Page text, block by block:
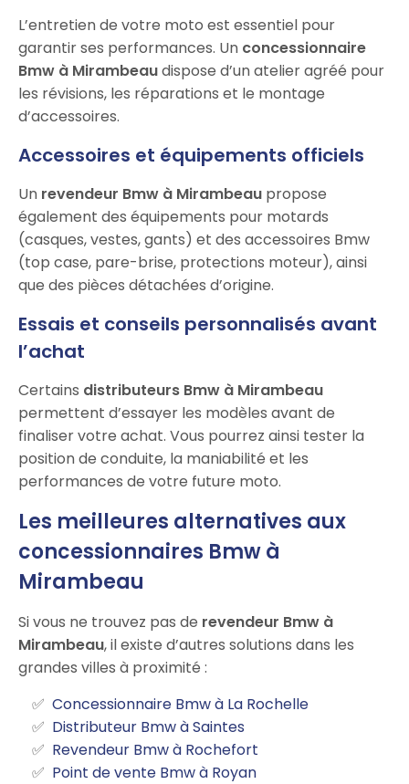
L’entretien de votre moto est essentiel pour
garantir ses performances. Un concessionnaire
Bmw à Mirambeaudispose d’un atelier agréé pour
les révisions, les réparations et le montage
d’accessoires.
Accessoires et équipements officiels
Un revendeur Bmw à Mirambeau propose
également des équipements pour motards
(casques, vestes, gants) et des accessoires Bmw
(top case, pare-brise, protections moteur), ainsi
que des pièces détachées d’origine.
Essais et conseils personnalisés avant
l’achat
Certains distributeurs Bmw à Mirambeau
permettent d’essayer les modèles avant de
finaliser votre achat. Vous pourrez ainsi tester la
position de conduite, la maniabilité et les
performances de votre future moto.
Les meilleures alternatives aux
concessionnaires Bmw à
Mirambeau
Si vous ne trouvez pas de revendeur Bmw à
Mirambeau, il existe d’autres solutions dans les
grandes villes à proximité :
Concessionnaire Bmw à La Rochelle
Distributeur Bmw à Saintes
Revendeur Bmw à Rochefort
Point de vente Bmw à Royan